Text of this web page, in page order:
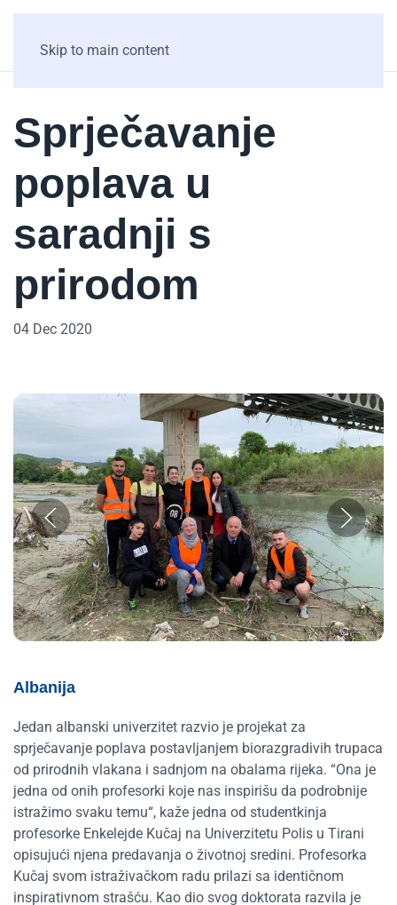
Skip to main content
Sprječavanje
poplava u
saradnji s
prirodom
04 Dec 2020
Albanija
Jedan albanski univerzitet razvio je projekat za
sprječavanje poplava postavljanjem biorazgradivih trupaca
od prirodnih vlakana i sadnjom na obalama rijeka. “Ona je
jedna od onih profesorki koje nas inspirišu da podrobnije
istražimo svaku temu“, kaže jedna od studentkinja
profesorke Enkelejde Kučaj na Univerzitetu Polis u Tirani
opisujući njena predavanja o životnoj sredini. Profesorka
Kučaj svom istraživačkom radu prilazi sa identičnom
inspirativnom strašću. Kao dio svog doktorata razvila je